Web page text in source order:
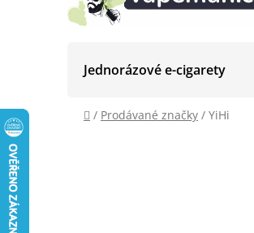
Jednorázové e-cigarety
Domů
/ Prodávané značky / YiHi